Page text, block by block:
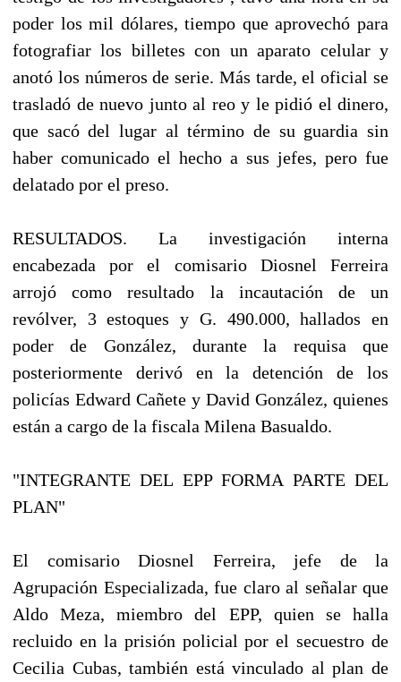
poder los mil dólares, tiempo que aprovechó para
fotografiar los billetes con un aparato celular y
anotó los números de serie. Más tarde, el oficial se
trasladó de nuevo junto al reo y le pidió el dinero,
que sacó del lugar al término de su guardia sin
haber comunicado el hecho a sus jefes, pero fue
delatado por el preso.
RESULTADOS. La investigación interna
encabezada por el comisario Diosnel Ferreira
arrojó como resultado la incautación de un
revólver, 3 estoques y G. 490.000, hallados en
poder de González, durante la requisa que
posteriormente derivó en la detención de los
policías Edward Cañete y David González, quienes
están a cargo de la fiscala Milena Basualdo.
"INTEGRANTE DEL EPP FORMA PARTE DEL
PLAN"
El comisario Diosnel Ferreira, jefe de la
Agrupación Especializada, fue claro al señalar que
Aldo Meza, miembro del EPP, quien se halla
recluido en la prisión policial por el secuestro de
Cecilia Cubas, también está vinculado al plan de